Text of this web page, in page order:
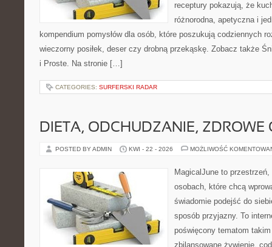
receptury pokazują, że
różnorodna, apetyczna i
kompendium pomysłów dla osób, które poszukują codziennych
wieczorny posiłek, deser czy drobną przekąskę. Zobacz także
i Proste. Na stronie […]
CATEGORIES: SURFERSKI RADAR
DIETA, ODCHUDZANIE, ZDROWE
POSTED BY ADMIN KWI - 22 - 2026 MOŻLIWOŚĆ
MagicalJune to
osobach, które chcą
świadomie podejść do
sposób przyjazny. To
poświęcony tematom
zbilansowane żywienie,